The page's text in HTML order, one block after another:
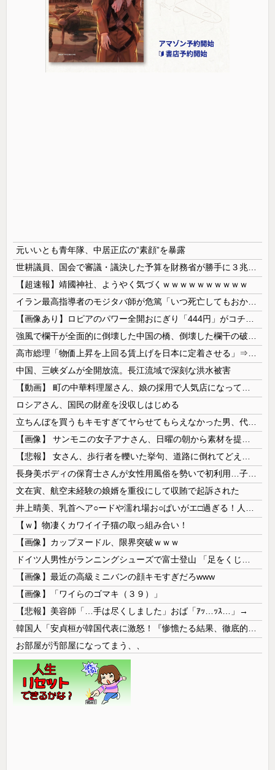
元いいとも青年隊、中居正広の”素顔”を暴露
【超速報】靖國神社、ようやく気づくｗｗｗｗｗｗｗｗｗｗ
中国、三峡ダムが全開放流。長江流域で深刻な洪水被害
ロシアさん、国民の財産を没収しはじめる
文在寅、航空未経験の娘婿を重役にして収賄で起訴された
【ｗ】物凄くカワイイ子猫の取っ組み合い！
【画像】カップヌードル、限界突破ｗｗｗ
【画像】最近の高級ミニバンの顔キモすぎだろwww
【画像】「ワイらのゴマキ（３９）」
【悲報】美容師「…手は尽くしました」おば「ｱｯ…ｯｽ…」→
お部屋が汚部屋になってまう、、